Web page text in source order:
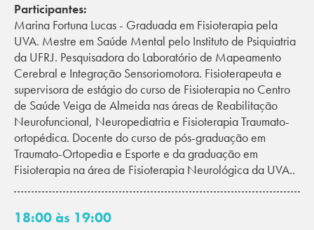
Participantes:
Marina Fortuna Lucas - Graduada em Fisioterapia pela
UVA. Mestre em Saúde Mental pelo Instituto de Psiquiatria
da UFRJ. Pesquisadora do Laboratório de Mapeamento
Cerebral e Integração Sensoriomotora. Fisioterapeuta e
supervisora de estágio do curso de Fisioterapia no Centro
de Saúde Veiga de Almeida nas áreas de Reabilitação
Neurofuncional, Neuropediatria e Fisioterapia Traumato-
ortopédica. Docente do curso de pós-graduação em
Traumato-Ortopedia e Esporte e da graduação em
Fisioterapia na área de Fisioterapia Neurológica da UVA..
18:00 às 19:00